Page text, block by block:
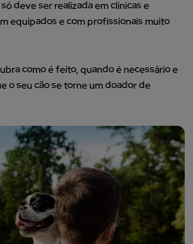
deve ser realizada em clínicas e
equipados e com profissionais muito
como é feito, quando é necessário e
o seu cão se torne um doador de